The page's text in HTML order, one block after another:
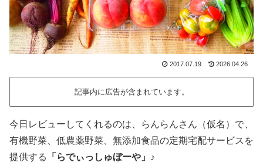
2017.07.19 2026.04.26
記事内に広告が含まれています。
今日レビューしてくれるのは、らんらんさん（仮名）で、
有機野菜、低農薬野菜、無添加食品の定期宅配サービスを
提供する
「らでぃっしゅぼーや」 ♪